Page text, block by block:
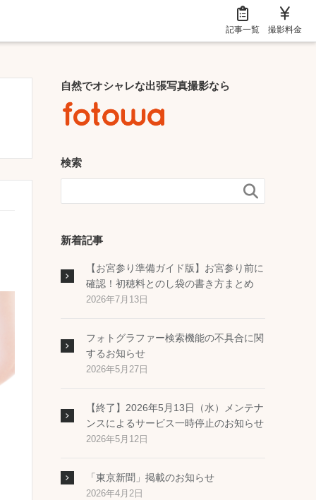
記事一覧 撮影料金
自然でオシャレな出張写真撮影なら
検索

新着記事
【お宮参り準備ガイド版】お宮参り前に
確認！初穂料とのし袋の書き方まとめ
2026年7月13日
フォトグラファー検索機能の不具合に関
するお知らせ
2026年5月27日
【終了】2026年5月13日（水）メンテナ
ンスによるサービス一時停止のお知らせ
2026年5月12日
「東京新聞」掲載のお知らせ
2026年4月2日